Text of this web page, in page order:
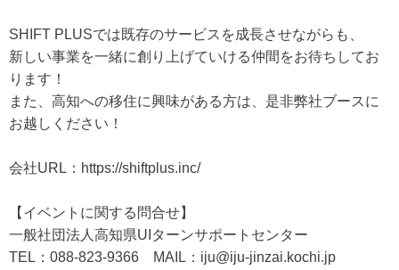
SHIFT PLUSでは既存のサービスを成長させながらも、
新しい事業を一緒に創り上げていける仲間をお待ちしてお
ります！
また、高知への移住に興味がある方は、是非弊社ブースに
お越しください！
会社URL：https://shiftplus.inc/
【イベントに関する問合せ】
一般社団法人高知県UIターンサポートセンター
TEL：088-823-9366 MAIL：iju@iju-jinzai.kochi.jp